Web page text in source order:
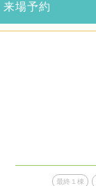
来場予約
最終１棟